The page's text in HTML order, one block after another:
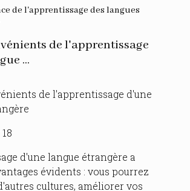
de l'apprentissage des langues
de l'apprentissage
...
de l'apprentissage d'une
d'une langue étrangère a
évidents : vous pourrez
cultures, améliorer vos